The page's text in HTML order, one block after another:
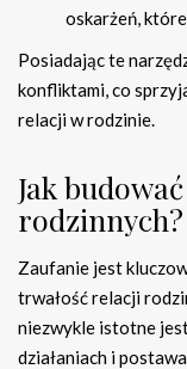
oskarżeń,
Posiadając te
konfliktami, co
relacji w rodzinie.
Jak
rodzinnych?
Zaufanie jest
trwałość relacji
niezwykle istotne
działaniach i